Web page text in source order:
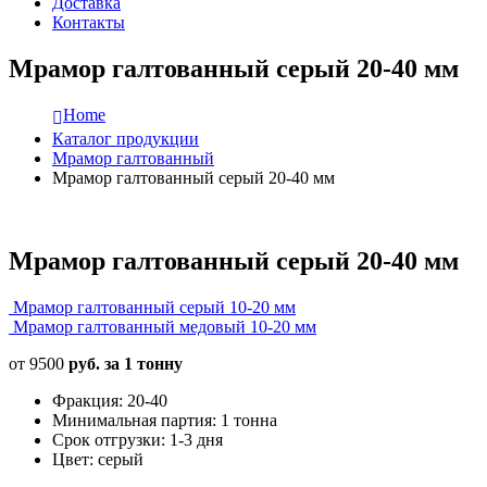
Контакты
Мрамор галтованный серый 20-40 мм
Home
Каталог продукции
Мрамор галтованный
Мрамор галтованный серый 20-40 мм
Мрамор галтованный серый 20-40 мм
Мрамор галтованный серый 10-20 мм
Мрамор галтованный медовый 10-20 мм
от 9500 руб. за 1 тонну
Фракция: 20-40
Минимальная партия: 1 тонна
Срок отгрузки: 1-3 дня
Цвет: серый